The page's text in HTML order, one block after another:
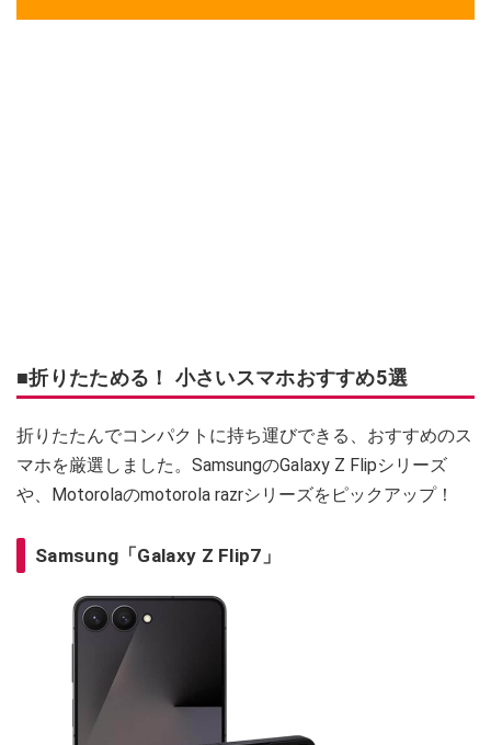
■折りたためる！ 小さいスマホおすすめ5選
折りたたんでコンパクトに持ち運びできる、おすすめのス
マホを厳選しました。SamsungのGalaxy Z Flipシリーズ
や、Motorolaのmotorola razrシリーズをピックアップ！
Samsung「Galaxy Z Flip7」